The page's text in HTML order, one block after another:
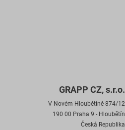
GRAPP CZ, s.r.o.
V Novém Hloubětíně 874/12
190 00 Praha 9 - Hloubětín
Česká Republika